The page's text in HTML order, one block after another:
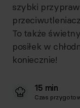
szybki
To także
posiłek w
koniecznie!
15 min
Czas